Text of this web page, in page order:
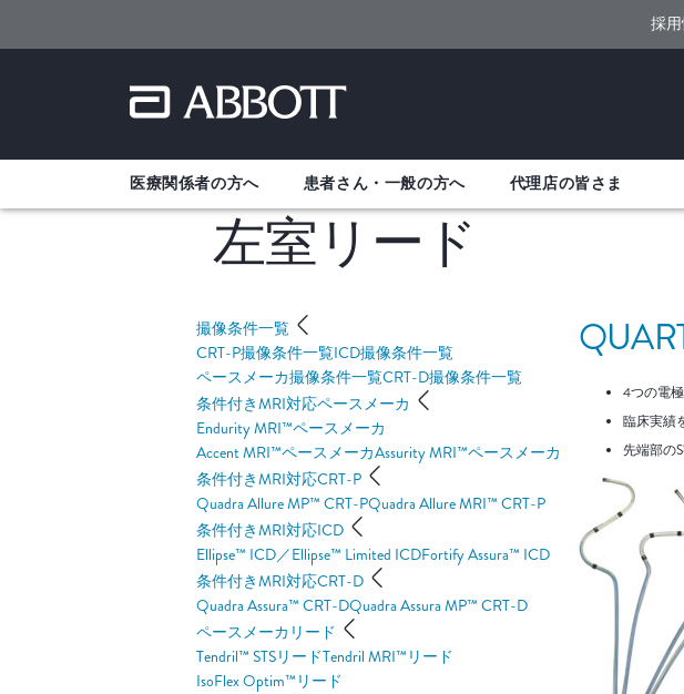
採
医療関係者の方へ 患者さん・一般の方へ 代理店の皆さま
左室リード
撮像条件一覧
CRT-P撮像条件一覧ICD撮像条件一覧
ペースメーカ撮像条件一覧CRT-D撮像条件一覧
条件付きMRI対応ペースメーカ
Endurity MRI™ペースメーカ
Accent MRI™ペースメーカAssurity MRI™ペースメーカ
条件付きMRI対応CRT-P
Quadra Allure MP™ CRT-PQuadra Allure MRI™ CRT-P
条件付きMRI対応ICD
Ellipse™ ICD／Ellipse™ Limited ICDFortify Assura™ ICD
条件付きMRI対応CRT-D
Quadra Assura™ CRT-DQuadra Assura MP™ CRT-D
ペースメーカリード
Tendril™ STSリードTendril MRI™リード
IsoFlex Optim™リード
4つの電
臨床実績
先端部の